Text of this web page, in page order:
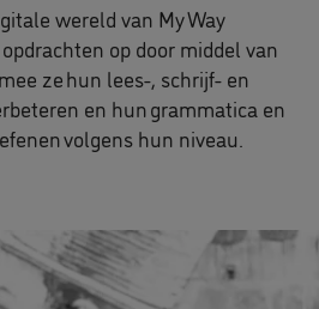
wereld van My Way
op door middel van
ze hun lees-, schrijf- en
en hun grammatica en
volgens hun niveau.